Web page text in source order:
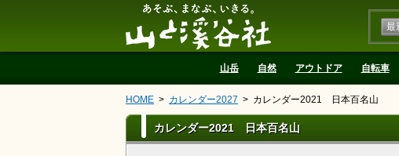
最
山岳 自然 アウトドア 自転車
HOME カレンダー2027 カレンダー2021 日本百名山
カレンダー2021 日本百名山